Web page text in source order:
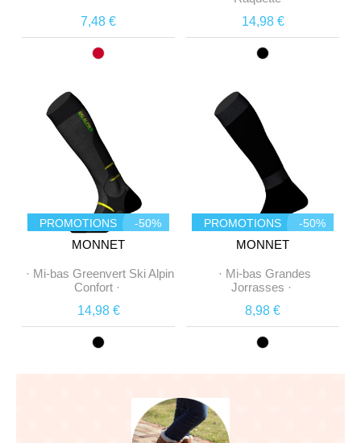
7,48 €
14,98 €
PROMOTIONS -50%
MONNET
· Mi-bas Greenvert Ski Alpin
Confort·
14,98 €
PROMOTIONS -50%
MONNET
· Mi-bas Grandes
Jorrasses ·
8,98 €